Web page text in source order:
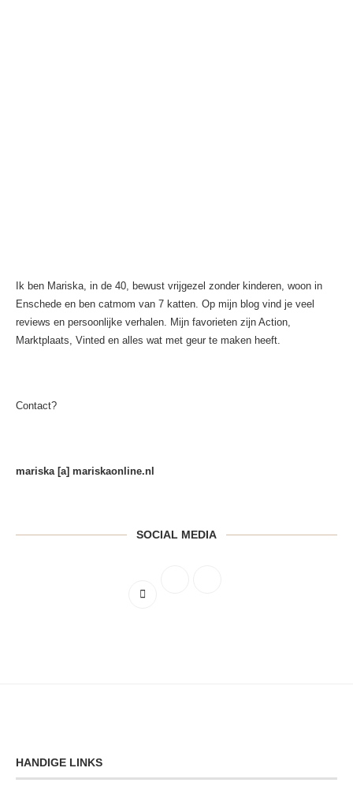
Ik ben Mariska, in de 40, bewust vrijgezel zonder kinderen, woon in
Enschede en ben catmom van 7 katten. Op mijn blog vind je veel
reviews en persoonlijke verhalen. Mijn favorieten zijn Action,
Marktplaats, Vinted en alles wat met geur te maken heeft.
Contact?
mariska [a] mariskaonline.nl
SOCIAL MEDIA
HANDIGE LINKS